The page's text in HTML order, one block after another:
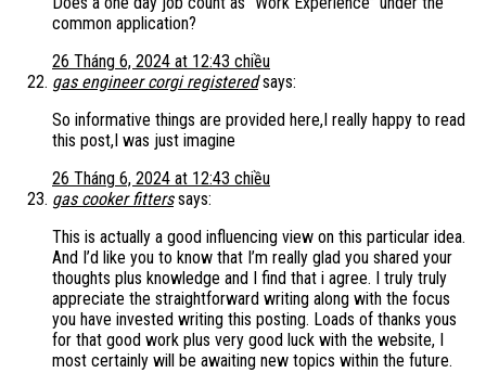
common application?
26 Tháng 6, 2024 at 12:43 chiều
gas engineer corgi registered says:
So informative things are provided here,I really happy to read
this post,I was just imagine
26 Tháng 6, 2024 at 12:43 chiều
gas cooker fitters says:
This is actually a good influencing view on this particular idea.
And I’d like you to know that I’m really glad you shared your
thoughts plus knowledge and I find that i agree. I truly truly
appreciate the straightforward writing along with the focus
you have invested writing this posting. Loads of thanks yous
for that good work plus very good luck with the website, I
most certainly will be awaiting new topics within the future.